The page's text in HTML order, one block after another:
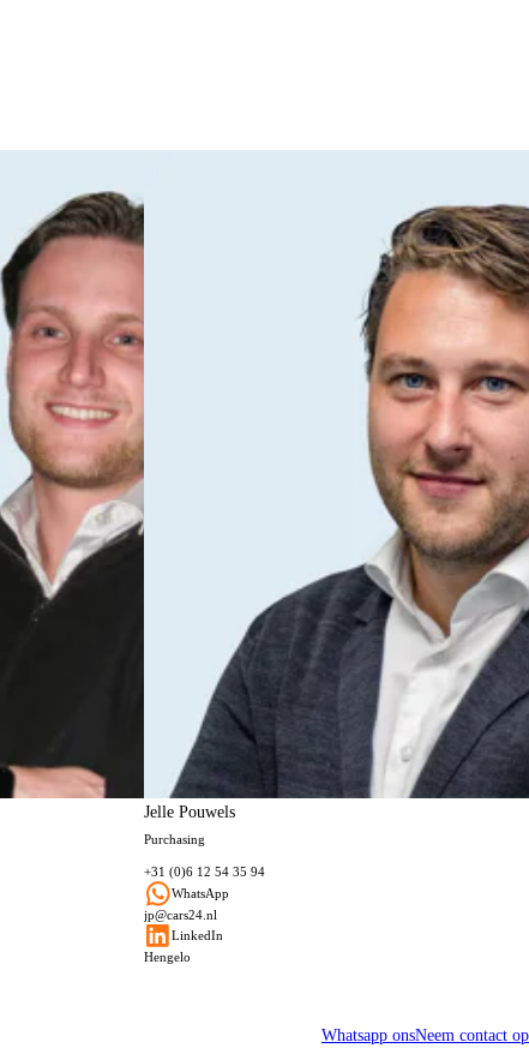
Jelle Pouwels
Purchasing
+31 (0)6 12 54 35 94
WhatsApp
jp@cars24.nl
LinkedIn
Hengelo
Whatsapp onsNeem contact op